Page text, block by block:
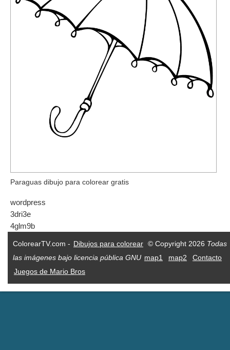
Paraguas dibujo para colorear gratis
wordpress
3dri3e
4glm9b
ColorearTV.com - Dibujos para colorear © Copyright 2026 Todas
las imágenes bajo licencia pública GNU map1 map2
Contacto
Juegos de Mario Bros